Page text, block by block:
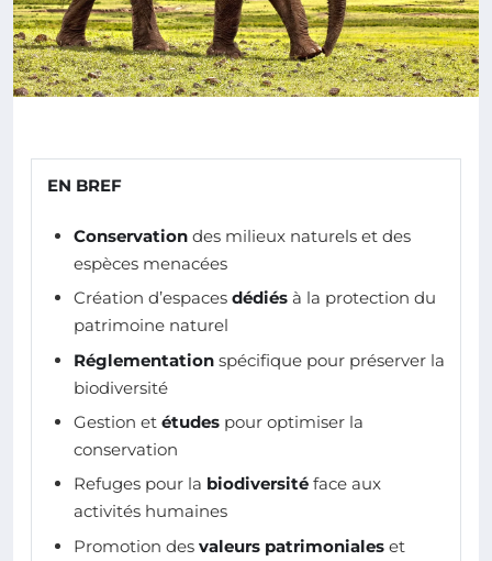
EN BREF
Conservation des milieux naturels et des
espèces menacées
Création d’espaces dédiés à la protection du
patrimoine naturel
Réglementation spécifique pour préserver la
biodiversité
Gestion et études pour optimiser la
conservation
Refuges pour la biodiversité face aux
activités humaines
Promotion des valeurs patrimoniales et